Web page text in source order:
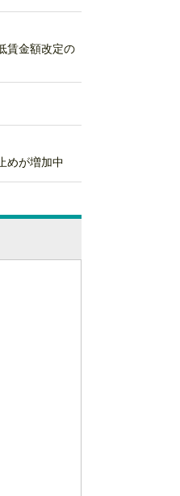
賃金額改定の
めが増加中